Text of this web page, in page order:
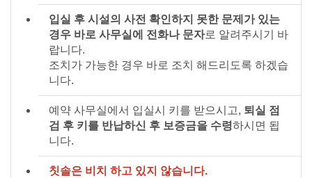
입실 후 시설의 사전 확인하지 못한 문제가 있는
경우 바로 사무실에 전화나 문자로 알려주시기 바
랍니다.
조치가 가능한 경우 바로 조치 해드리도록 하겠습
니다.
예약 사무실에서 입실시 키를 받으시고, 퇴실 점
검 후 키를 반납하신 후 보증금을 수령하시면 됩
니다.
칫솔은 비치 하고 있지 않습니다.